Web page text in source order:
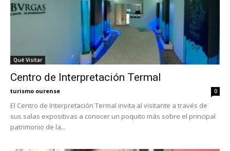
Qué Visitar
Centro de Interpretación Termal
turismo ourense 0
El Centro de Interpretación Termal invita al visitante a través de
sus salas expositivas a conocer un poquito más sobre el principal
patrimonio de la...